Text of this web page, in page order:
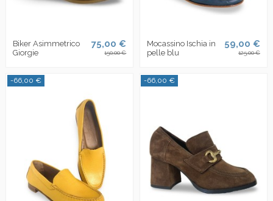
Biker Asimmetrico
Giorgie
75,00 €
150,00 €
Mocassino Ischia in
pelle blu
59,00 €
125,00 €
-66,00 € -66,00 €